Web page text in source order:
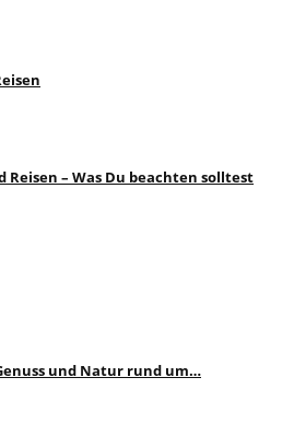
Reisen – Was Du beachten solltest
und Natur rund um…